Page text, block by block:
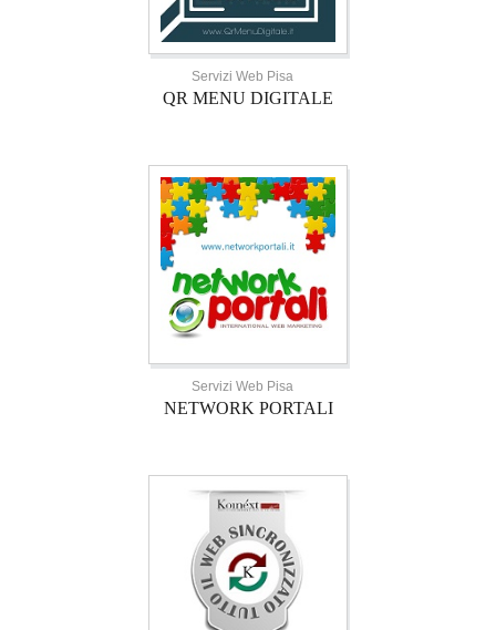
Servizi Web Pisa
QR MENU DIGITALE
Servizi Web Pisa
NETWORK PORTALI